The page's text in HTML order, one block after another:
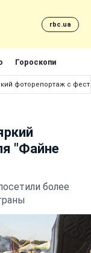
rbc.ua
Гороскопи
фоторепортаж с
"Файне
более